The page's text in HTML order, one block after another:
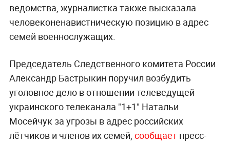
ведомства, журналистка также высказала
человеконенавистническую позицию в адрес
семей военнослужащих.
Председатель Следственного комитета России
Александр Бастрыкин поручил возбудить
уголовное дело в отношении телеведущей
украинского телеканала "1+1" Натальи
Мосейчук за угрозы в адрес российских
лётчиков и членов их семей, сообщаетпресс-